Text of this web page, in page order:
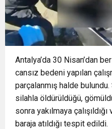
500 kişilik topluluğa
0:37 SATRANÇTA BURSA
Antalya’da 30 Nisan’dan
cansız bedeni yapılan
parçalanmış halde bulundu.
silahla öldürüldüğü,
sonra yakılmaya
baraja atıldığı tespit edildi.